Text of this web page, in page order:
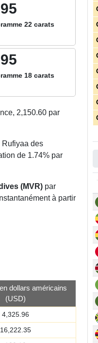
22 carats
18 carats
2,150.60 par
Rufiyaa des
de 1.74% par
(MVR) par
à partir
dollars américains
(USD)
4,325.96
16,222.35